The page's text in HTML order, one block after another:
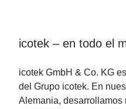
icotek – en todo el
icotek GmbH & Co. KG
del Grupo icotek. En
Alemania, desarrollamos